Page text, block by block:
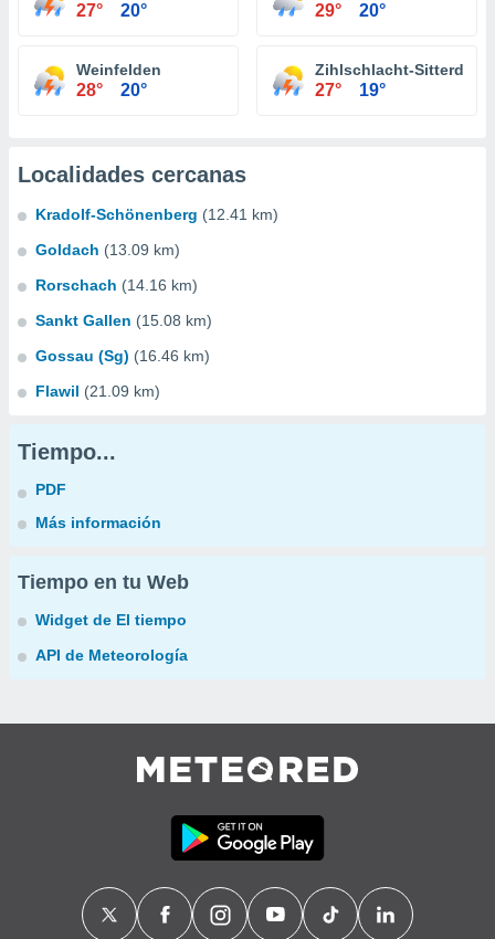
27° 20° 29° 20°
Weinfelden
28° 20°
Zihlschlacht-Sitterdorf
27° 19°
Localidades cercanas
Kradolf-Schönenberg (12.41 km)
Goldach (13.09 km)
Rorschach (14.16 km)
Sankt Gallen (15.08 km)
Gossau (Sg) (16.46 km)
Flawil (21.09 km)
Tiempo...
PDF
Más información
Tiempo en tu Web
Widget de El tiempo
API de Meteorología